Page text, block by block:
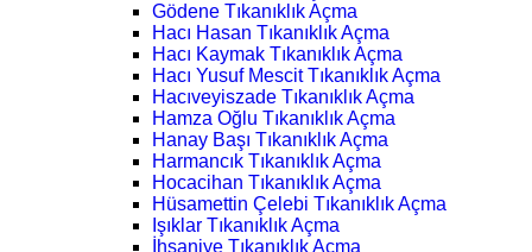
Gödene Tıkanıklık Açma
Hacı Hasan Tıkanıklık Açma
Hacı Kaymak Tıkanıklık Açma
Hacı Yusuf Mescit Tıkanıklık Açma
Hacıveyiszade Tıkanıklık Açma
Hamza Oğlu Tıkanıklık Açma
Hanay Başı Tıkanıklık Açma
Harmancık Tıkanıklık Açma
Hocacihan Tıkanıklık Açma
Hüsamettin Çelebi Tıkanıklık Açma
Işıklar Tıkanıklık Açma
İhsaniye Tıkanıklık Açma